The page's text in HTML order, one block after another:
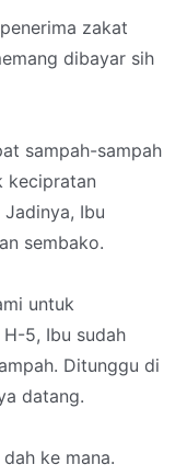
zakat
dibayar sih
sampah-sampah
kecipratan
Ibu
sembako.
untuk
5, Ibu sudah
Ditunggu di
datang.
ke mana.